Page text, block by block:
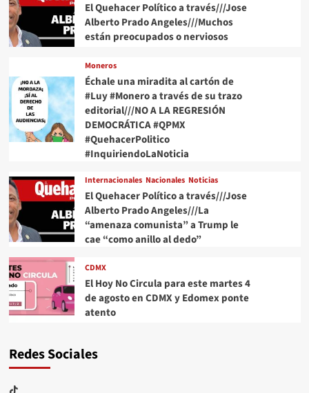
El Quehacer Político a través///Jose
Alberto Prado Angeles///Muchos
están preocupados o nerviosos
Moneros
Échale una miradita al cartón de
#Luy #Monero a través de su trazo
editorial///NO A LA REGRESIÓN
DEMOCRÁTICA #QPMX
#QuehacerPolitico
#InquiriendoLaNoticia
Internacionales Nacionales Noticias
El Quehacer Político a través///Jose
Alberto Prado Angeles///La
“amenaza comunista” a Trump le
cae “como anillo al dedo”
CDMX
El Hoy No Circula para este martes 4
de agosto en CDMX y Edomex ponte
atento
Redes Sociales
TikTok